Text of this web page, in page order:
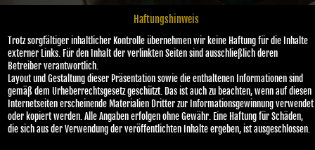
Haftungshinweis
Trotz sorgfältiger inhaltlicher Kontrolle übernehmen wir keine Haftung für die Inhalte
externer Links. Für den Inhalt der verlinkten Seiten sind ausschließlich deren
Betreiber verantwortlich.
Layout und Gestaltung dieser Präsentation sowie die enthaltenen Informationen sind
gemäß dem Urheberrechtsgesetz geschützt. Das ist auch zu beachten, wenn auf diesen
Internetseiten erscheinende Materialien Dritter zur Informationsgewinnung verwendet
oder kopiert werden. Alle Angaben erfolgen ohne Gewähr. Eine Haftung für Schäden,
die sich aus der Verwendung der veröffentlichten Inhalte ergeben, ist ausgeschlossen.